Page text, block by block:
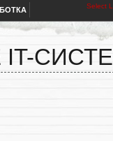
Select